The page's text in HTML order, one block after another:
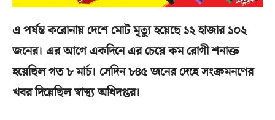
এ পর্যন্ত করোনায় দেশে মোট মৃত্যু হয়েছে ১২ হাজার ১০২
জনের। এর আগে একদিনে এর চেয়ে কম রোগী শনাক্ত
হয়েছিল গত ৮ মার্চ। সেদিন ৮৪৫ জনের দেহে সংক্রমনণের
খবর দিয়েছিল স্বাস্থ্য অধিদপ্তর।